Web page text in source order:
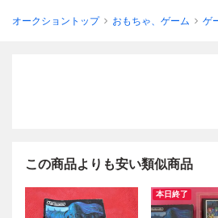
オークショントップ おもちゃ、ゲーム ゲ
この商品よりも安い類似商品
本日終了